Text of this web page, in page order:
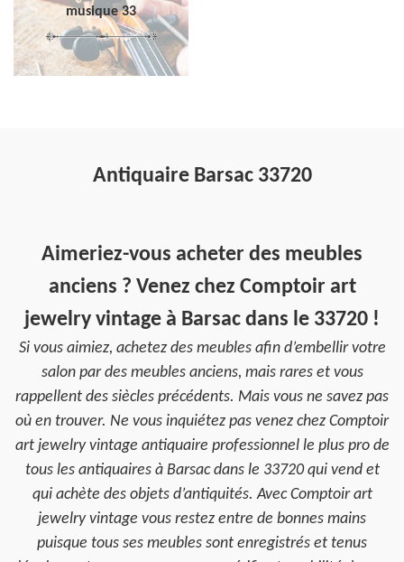
musique 33
Antiquaire Barsac 33720
Aimeriez-vous acheter des meubles
anciens ? Venez chez Comptoir art
jewelry vintage à Barsac dans le 33720 !
Si vous aimiez, achetez des meubles afin d’embellir votre
salon par des meubles anciens, mais rares et vous
rappellent des siècles précédents. Mais vous ne savez pas
où en trouver. Ne vous inquiétez pas venez chez Comptoir
art jewelry vintage antiquaire professionnel le plus pro de
tous les antiquaires à Barsac dans le 33720 qui vend et
qui achète des objets d’antiquités. Avec Comptoir art
jewelry vintage vous restez entre de bonnes mains
puisque tous ses meubles sont enregistrés et tenus